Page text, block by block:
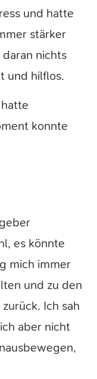
und hatte
stärker
nichts
und hilflos.
konnte
es könnte
mich immer
und zu den
Ich sah
aber nicht